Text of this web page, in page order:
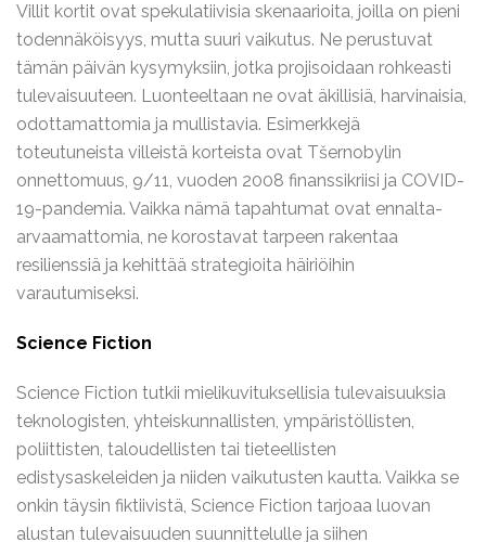
Villit kortit ovat spekulatiivisia skenaarioita, joilla on pieni
todennäköisyys, mutta suuri vaikutus. Ne perustuvat
tämän päivän kysymyksiin, jotka projisoidaan rohkeasti
tulevaisuuteen. Luonteeltaan ne ovat äkillisiä, harvinaisia,
odottamattomia ja mullistavia. Esimerkkejä
toteutuneista villeistä korteista ovat Tšernobylin
onnettomuus, 9/11, vuoden 2008 finanssikriisi ja COVID-
19-pandemia. Vaikka nämä tapahtumat ovat ennalta-
arvaamattomia, ne korostavat tarpeen rakentaa
resilienssiä ja kehittää strategioita häiriöihin
varautumiseksi.
Science Fiction
Science Fiction tutkii mielikuvituksellisia tulevaisuuksia
teknologisten, yhteiskunnallisten, ympäristöllisten,
poliittisten, taloudellisten tai tieteellisten
edistysaskeleiden ja niiden vaikutusten kautta. Vaikka se
onkin täysin fiktiivistä, Science Fiction tarjoaa luovan
alustan tulevaisuuden suunnittelulle ja siihen